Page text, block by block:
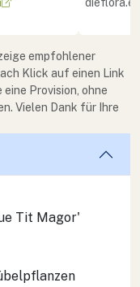
empfohlener
Klick auf einen Link
Provision, ohne
Vielen Dank für Ihre
Tit Magor'